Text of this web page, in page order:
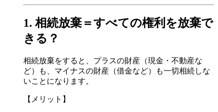
1. 相続放棄＝すべての権利を放棄で
きる？
相続放棄をすると、プラスの財産（現金・不動産な
ど）も、マイナスの財産（借金など）も一切相続しな
いことになります。
【メリット】